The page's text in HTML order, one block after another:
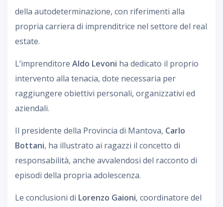
della autodeterminazione, con riferimenti alla
propria carriera di imprenditrice nel settore del real
estate.
L’imprenditore Aldo Levoni ha dedicato il proprio
intervento alla tenacia, dote necessaria per
raggiungere obiettivi personali, organizzativi ed
aziendali.
Il presidente della Provincia di Mantova, Carlo
Bottani, ha illustrato ai ragazzi il concetto di
responsabilità, anche avvalendosi del racconto di
episodi della propria adolescenza.
Le conclusioni di Lorenzo Gaioni, coordinatore del